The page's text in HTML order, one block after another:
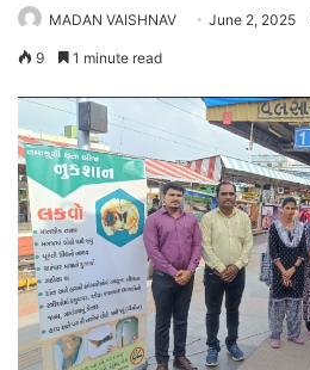
MADAN VAISHNAV June 2, 2025
9 1 minute read